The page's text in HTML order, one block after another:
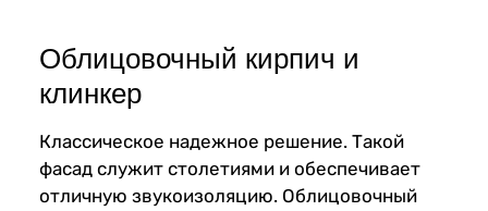
Облицовочный кирпич и
клинкер
Классическое надежное решение. Такой
фасад служит столетиями и обеспечивает
отличную звукоизоляцию. Облицовочный